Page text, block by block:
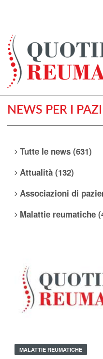
NEWS PER I
Tutte le news (631)
Attualità (132)
Associazioni di
Malattie reumatiche
MALATTIE REUMATICHE